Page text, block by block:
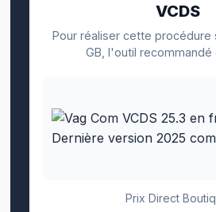
VCDS
Pour réaliser cette procédure
GB, l'outil recommandé
Prix Direct